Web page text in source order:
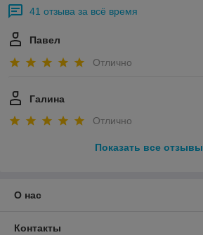
41 отзыва за всё время
Павел
Отлично
Галина
Отлично
Показать все отзывы
О нас
Контакты